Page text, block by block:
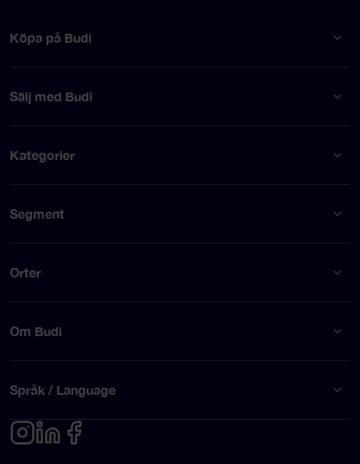
Köpa på Budi
Sälj med Budi
Kategorier
Segment
Orter
Om Budi
Språk / Language